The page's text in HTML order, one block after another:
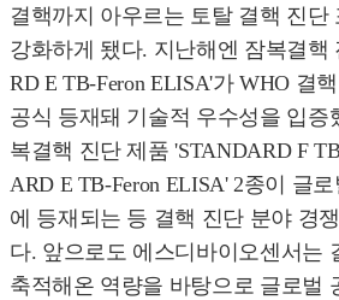
결핵까지 아우르는 토탈 결핵 진단
강화하게 됐다. 지난해엔 잠복결핵
RD E TB-Feron ELISA'가 WHO 결
공식 등재돼 기술적 우수성을 입증
복결핵 진단 제품 'STANDARD F
ARD E TB-Feron ELISA' 2종이 글
에 등재되는 등 결핵 진단 분야 경
다. 앞으로도 에스디바이오센서는
축적해온 역량을 바탕으로 글로벌